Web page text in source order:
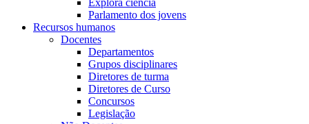
Explora ciência
Parlamento dos jovens
Recursos humanos
Docentes
Departamentos
Grupos disciplinares
Diretores de turma
Diretores de Curso
Concursos
Legislação